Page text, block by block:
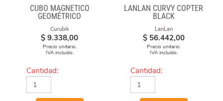
CUBO MAGNÉTICO
GEOMÉTRICO
Curubik
$ 9.338,00
Precio unitario.
IVA incluido.
Cantidad:
LANLAN CURVY COPTER
BLACK
LanLan
$ 56.442,00
Precio unitario.
IVA incluido.
Cantidad: